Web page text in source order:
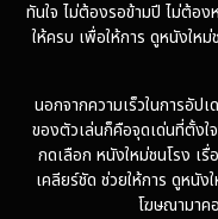
ทันใจ ไม่ต้องรอข้ามปี ไม่ต้อง
ให้ครบ เพื่อให้การ ดูหนังให
นอกจากความเร็วในการอัป
ของตัวเล่นก็คือจุดเด่นที่ตั้ง
กดเลือก หนังใหม่ชนโรง เ
เคลียร์ชัด ช่วยให้การ ดูหนั
โฆษณามาค